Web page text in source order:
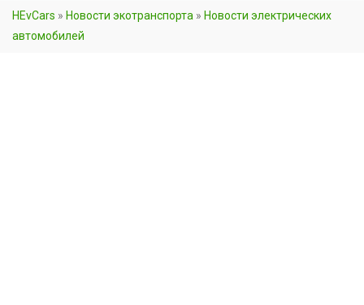
HEvCars » Новости экотранспорта » Новости электрических
автомобилей